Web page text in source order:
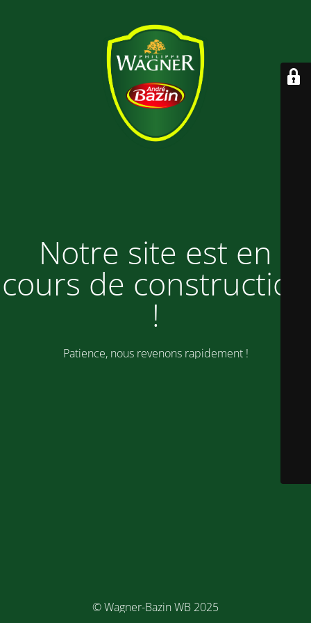
Notre site est en
cours de construction
!
Patience, nous revenons rapidement !
© Wagner-Bazin WB 2025